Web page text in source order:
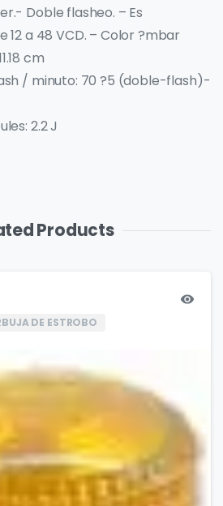
Doble flasheo. – Es
12 a 48 VCD. – Color ?mbar
cm
/ minuto: 70 ?5 (doble-flash)-
2.2 J
Products
DE ESTROBO